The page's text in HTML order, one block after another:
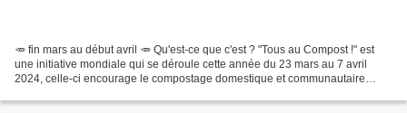
🥕 fin mars au début avril 🥕 Qu'est-ce que c'est ? "Tous au Compost !" est
une initiative mondiale qui se déroule cette année du 23 mars au 7 avril
2024, celle-ci encourage le compostage domestique et communautaire